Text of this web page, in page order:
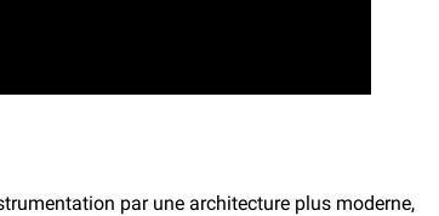
par une architecture plus moderne,